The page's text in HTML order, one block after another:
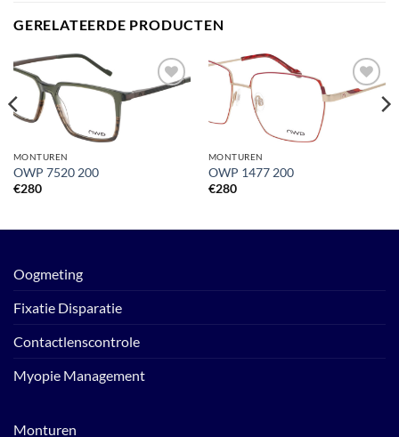
GERELATEERDE PRODUCTEN
Toevoegen
MONTUREN
OWP 7520 200
€280
Toevoegen
MONTUREN
OWP 1477 200
€280
Oogmeting
Fixatie Disparatie
Contactlenscontrole
Myopie Management
Monturen